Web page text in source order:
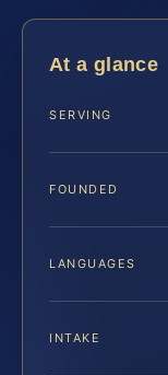
At a glance
SERVING
FOUNDED
LANGUAGES
INTAKE